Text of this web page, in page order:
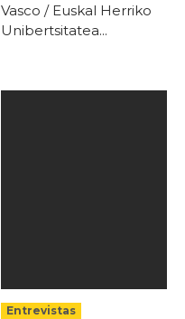
Vasco / Euskal Herriko
Unibertsitatea...
Entrevistas